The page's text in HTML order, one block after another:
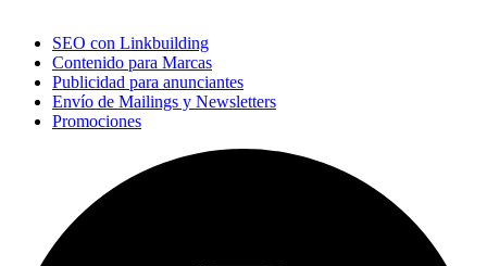
SEO con Linkbuilding
Contenido para Marcas
Publicidad para anunciantes
Envío de Mailings y Newsletters
Promociones